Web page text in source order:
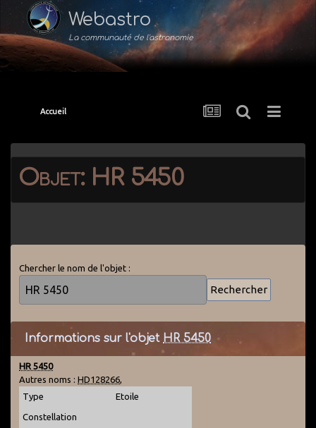
Webastro
La communauté de l'astronomie
Accueil
Objet: HR 5450
Chercher le nom de l'objet :
Informations sur l'objet HR 5450
HR 5450
Autres noms : HD128266,
Type
Etoile
Constellation